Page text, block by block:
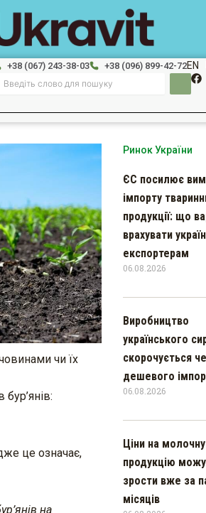
+38 (067) 243-38-03 +38 (096) 899-42-72EN
чи їх
це означає,
на
Ринок України
ЄС посилює
імпорту
продукції: що
врахувати
експортерам
06.08.2026
Виробництво
українського
скорочується
дешевого
06.08.2026
Ціни на молочну
продукцію
зрости вже за
місяців